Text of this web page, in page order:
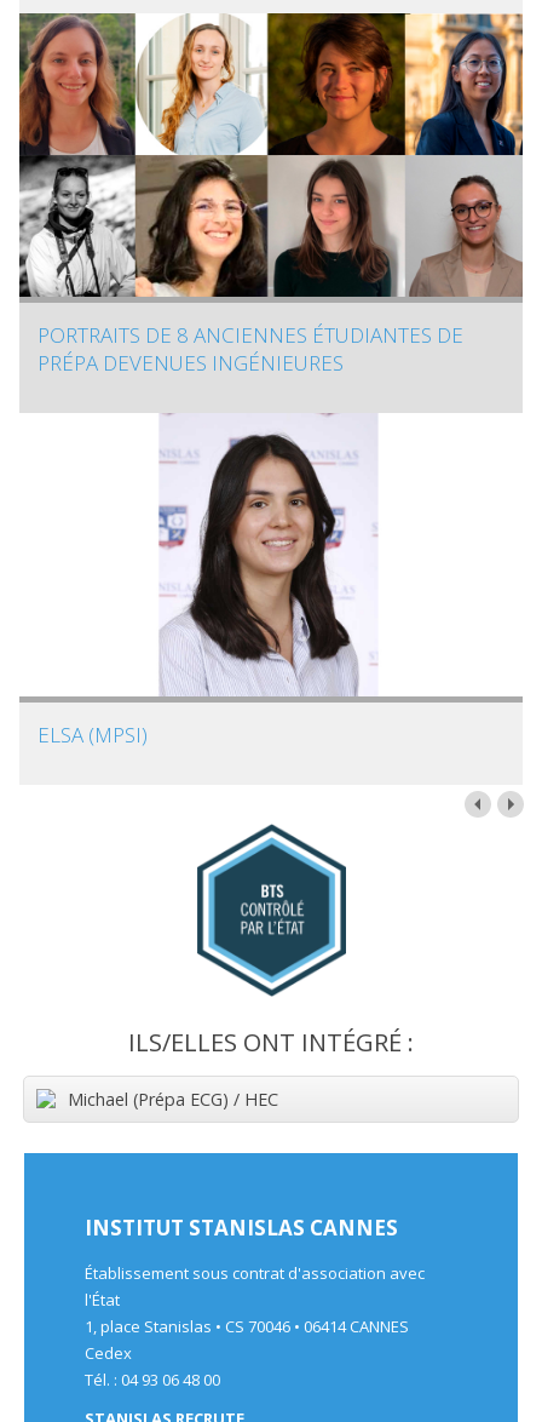
PORTRAITS DE 8 ANCIENNES ÉTUDIANTES DE
PRÉPA DEVENUES INGÉNIEURES
ELSA (MPSI)
ILS/ELLES ONT INTÉGRÉ :
Michael (Prépa ECG) / HEC
INSTITUT STANISLAS CANNES
Établissement sous contrat d'association avec
l'État
1, place Stanislas • CS 70046 • 06414 CANNES
Cedex
Tél. : 04 93 06 48 00